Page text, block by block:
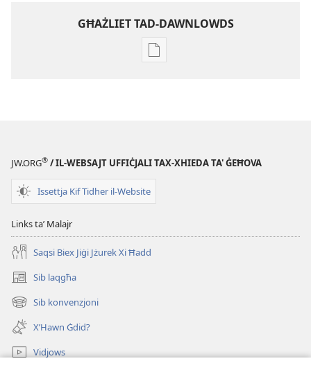
GĦAŻLIET TAD-DAWNLOWDS
Għażliet
IT-
GĦASSA
EDIZZJONI
JW.ORG® / IL-WEBSAJT UFFIĊJALI TAX-XHIEDA TA' ĠEĦOVA
Issettja Kif Tidher il-Website
Links taʼ Malajr
Saqsi Biex Jiġi Jżurek Xi Ħadd
Sib laqgħa
(opens
new
window)
Sib konvenzjoni
(opens
new
window)
X’Hawn Ġdid?
Vidjows